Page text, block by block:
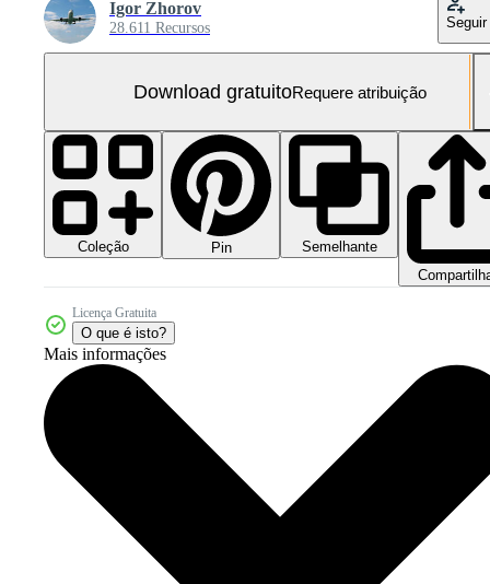
Igor Zhorov
28.611 Recursos Seguir
Download gratuitoRequere atribuição
Coleção Pin
Semelhante
Licença Gratuita
O que é isto?
Mais informações